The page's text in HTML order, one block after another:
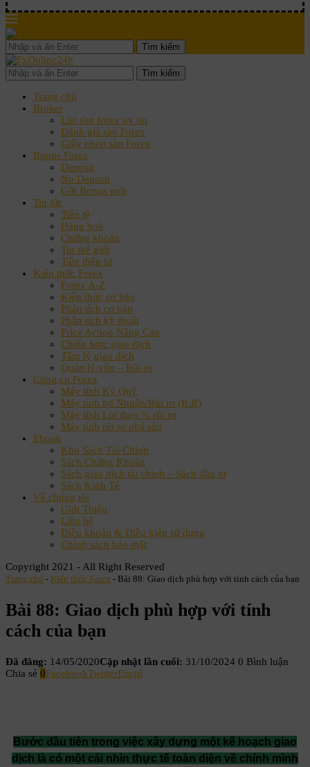
Tìm kiếm
Tìm kiếm
Trang chủ
Broker
List sàn forex uy tín
Đánh giá sàn Forex
Giấy phép sàn Forex
Bonus Forex
Deposit
No Deposit
Gửi Bonus mới
Tin tức
Tiền tệ
Hàng hoá
Chứng khoán
Tin thế giới
Tiền điện tử
Kiến thức Forex
Forex A-Z
Kiến thức cơ bản
Phân tích cơ bản
Phân tích kỹ thuật
Price Action Nâng Cao
Chiến lược giao dịch
Tâm lý giao dịch
Quản lý vốn – Rủi ro
Công cụ Forex
Máy tính Ký Quỹ
Máy tính lợi Nhuận/Rủi ro (R:R)
Máy tính Lot theo % rủi ro
Máy tính rủi ro phá sản
Ebook
Kho Sách Tài Chính
Sách Chứng Khoán
Sách giao dịch tài chính – Sách đầu tư
Sách Kinh Tế
Về chúng tôi
Giới Thiệu
Liên hệ
Điều khoản & Điều kiện sử dụng
Chính sách bảo mật
Copyright 2021 - All Right Reserved
Trang chủ - Kiến thức Forex - Bài 88: Giao dịch phù hợp với tính cách của bạn
Bài 88: Giao dịch phù hợp với tính
cách của bạn
Đã đăng: 14/05/2020Cập nhật lần cuối: 31/10/2024 0 Bình luận
Chia sẻ 0FacebookTwitterEmail
Bước đầu tiên trong việc xây dựng một kế hoạch giao
dịch là có một cái nhìn thực tế toàn diện về chính mình